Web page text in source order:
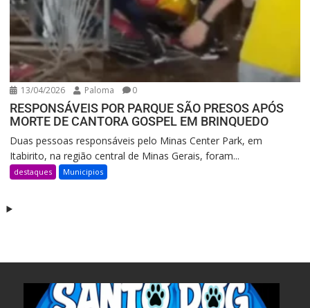
13/04/2026 Paloma 0
RESPONSÁVEIS POR PARQUE SÃO PRESOS APÓS
MORTE DE CANTORA GOSPEL EM BRINQUEDO
Duas pessoas responsáveis pelo Minas Center Park, em
Itabirito, na região central de Minas Gerais, foram...
destaques Municipios